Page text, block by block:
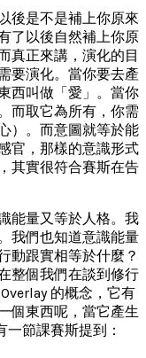
後是不是補上你原來
了以後自然補上你原
真正來講，演化的目
要演化。當你要去產
西叫做「愛」。當你
而取它為所有，你需
）。而意圖就等於能
官，那樣的意識形式
其實很符合賽斯在告
能量又等於人格。我
我們也知道意識能量
動跟實相等於什麼？
整個我們在談到修行
的概念，它有
個東西呢，當它產生
節課賽斯提到：